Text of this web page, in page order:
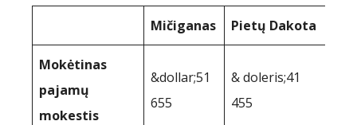
Mičiganas Pietų Dakota
Mokėtinas
pajamų
mokestis
&dollar;51
655
& doleris;41
455